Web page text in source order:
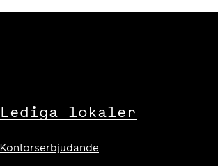
Lediga lokaler
Kontorserbjudande